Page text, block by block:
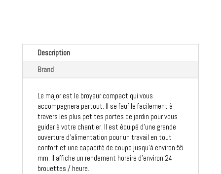
Description
Brand
Le major est le broyeur compact qui vous
accompagnera partout. Il se faufile facilement à
travers les plus petites portes de jardin pour vous
guider à votre chantier. Il est équipé d'une grande
ouverture d'alimentation pour un travail en tout
confort et une capacité de coupe jusqu'à environ 55
mm. Il affiche un rendement horaire d'environ 24
brouettes / heure.